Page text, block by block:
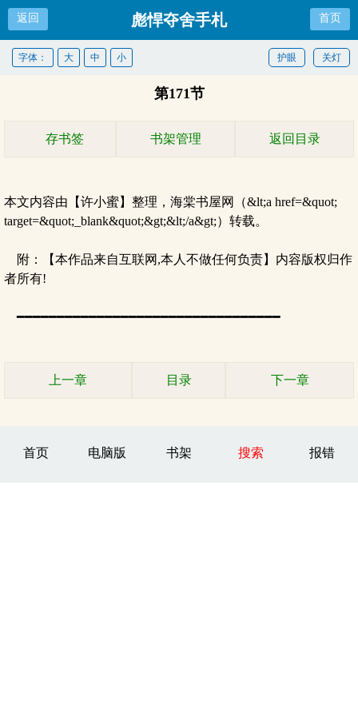
返回 彪悍夺舍手札 首页
关灯
护眼
字体： 大 中 小
第171节
存书签 书架管理 返回目录
本文内容由【许小蜜】整理，海棠书屋网（&lt;a href=&quot;
target=&quot;_blank&quot;&gt;&lt;/a&gt;）转载。
附：【本作品来自互联网,本人不做任何负责】内容版权归作
者所有!
━━━━━━━━━━━━━━━━━━━━━━━━━━━━━━━━━
上一章 目录 下一章
首页 电脑版 书架 搜索 报错